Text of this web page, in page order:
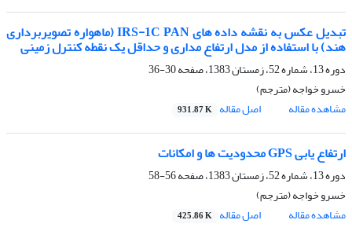
تبدیل عکس به نقشه داده‏ هاى IRS-1C PAN (ماهواره تصویربردارى
هند) با استفاده از مدل ارتفاع مدارى و حداقل یک نقطه کنترل زمینى
دوره 13، شماره 52، زمستان 1383، صفحه
30-36
خسرو خواجه (مترجم)
مشاهده مقاله
اصل مقاله 931.87 K
ارتفاع ‏یابى GPS محدودیت‏ ها و امکانات
دوره 13، شماره 52، زمستان 1383، صفحه
56-58
خسرو خواجه (مترجم)
مشاهده مقاله
اصل مقاله 425.86 K